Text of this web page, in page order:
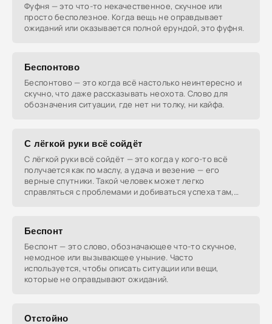
Фуфня — это что-то некачественное, скучное или
просто бесполезное. Когда вещь не оправдывает
ожиданий или оказывается полной ерундой, это фуфня.
Беспонтово
Беспонтово — это когда всё настолько неинтересно и
скучно, что даже рассказывать неохота. Слово для
обозначения ситуации, где нет ни толку, ни кайфа.
С лёгкой руки всё сойдёт
С лёгкой руки всё сойдёт — это когда у кого-то всё
получается как по маслу, а удача и везение — его
верные спутники. Такой человек может легко
справляться с проблемами и добиваться успеха там,
Беспонт
Беспонт — это слово, обозначающее что-то скучное,
немодное или вызывающее уныние. Часто
используется, чтобы описать ситуации или вещи,
которые не оправдывают ожиданий.
Отстойно